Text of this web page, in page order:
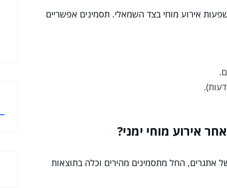
אירוע מוחי בצד השמאלי. תסמינים אפשריים
אירוע מוחי ימני?
החל מתסמינים מהירים וכלה בתוצאות